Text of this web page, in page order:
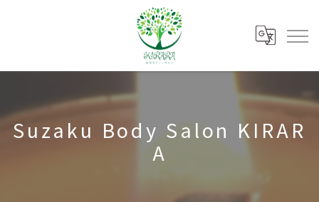
Suzaku Body Salon KIRAR
A